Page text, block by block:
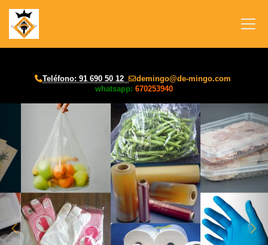
Teléfono: 91 690 50 12 demingo
de-mingo.com
whatsapp: 670253940